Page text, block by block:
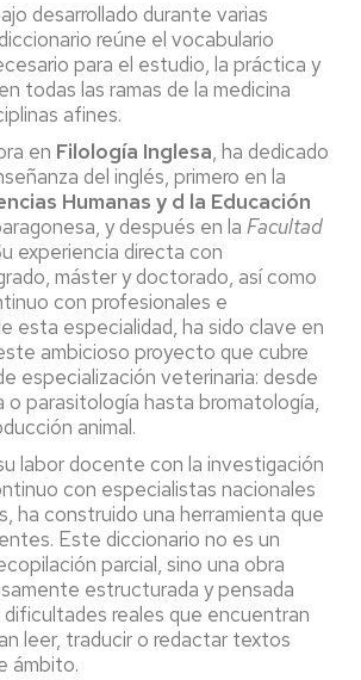
desarrollado durante varias
reúne el vocabulario
para el estudio, la práctica y
todas las ramas de la medicina
afines.
en Filología Inglesa, ha dedicado
del inglés, primero en la
Humanas y d la Educación
y después en la Facultad
experiencia directa con
máster y doctorado, así como
con profesionales e
esta especialidad, ha sido clave en
ambicioso proyecto que cubre
especialización veterinaria: desde
o parasitología hasta bromatología,
animal.
labor docente con la investigación
con especialistas nacionales
ha construido una herramienta que
Este diccionario no es un
parcial, sino una obra
estructurada y pensada
dificultades reales que encuentran
leer, traducir o redactar textos
ámbito.